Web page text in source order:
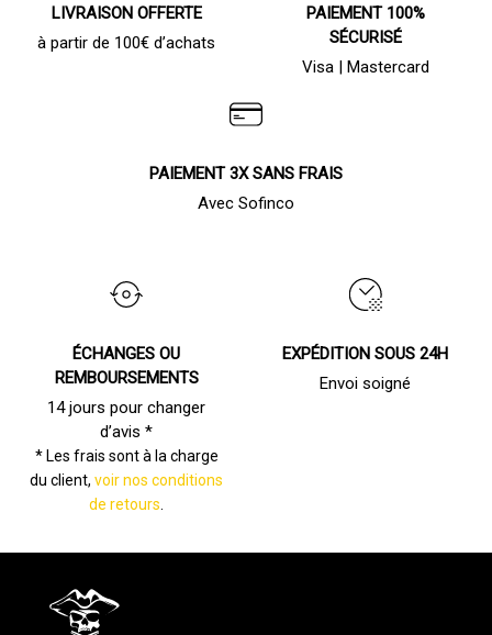
LIVRAISON OFFERTE
à partir de 100€ d’achats
PAIEMENT 100%
SÉCURISÉ
Visa | Mastercard
PAIEMENT 3X SANS FRAIS
Avec Sofinco
ÉCHANGES OU
REMBOURSEMENTS
14 jours pour changer
d’avis *
* Les frais sont à la charge
du client,voir nos conditions
de retours
EXPÉDITION SOUS 24H
Envoi soigné